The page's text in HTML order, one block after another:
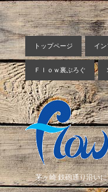
トップページ イ
Ｆｌｏｗ裏ぶろぐ
茅ヶ崎 鉄砲通り沿い